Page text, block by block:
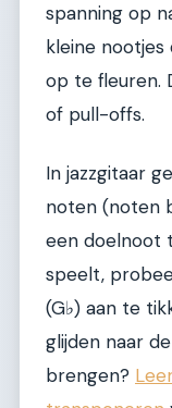
spanning op
kleine
op te fleuren.
of pull-offs.
In jazzgitaar
noten (noten
een doelnoot
speelt,
(G♭) aan te
glijden naar
brengen?